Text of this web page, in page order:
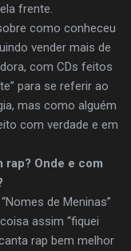
frente.
como conheceu
vender mais de
com CDs feitos
para se referir ao
mas como alguém
com verdade e em
Onde e com
de Meninas”
assim “fiquei
rap bem melhor